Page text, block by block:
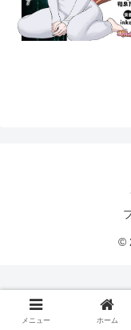
©
メニュー ホーム